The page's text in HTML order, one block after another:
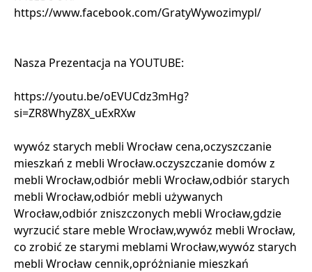
https://www.facebook.com/GratyWywozimypl/
Nasza Prezentacja na YOUTUBE:
https://youtu.be/oEVUCdz3mHg?
si=ZR8WhyZ8X_uExRXw
wywóz starych mebli Wrocław cena,oczyszczanie
mieszkań z mebli Wrocław.oczyszczanie domów z
mebli Wrocław,odbiór mebli Wrocław,odbiór starych
mebli Wrocław,odbiór mebli używanych
Wrocław,odbiór zniszczonych mebli Wrocław,gdzie
wyrzucić stare meble Wrocław,wywóz mebli Wrocław,
co zrobić ze starymi meblami Wrocław,wywóz starych
mebli Wrocław cennik,opróżnianie mieszkań